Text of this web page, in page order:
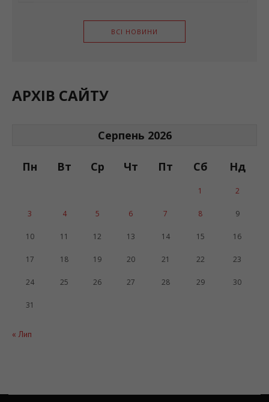
ВСІ НОВИНИ
АРХІВ САЙТУ
Серпень 2026
Пн Вт Ср Чт Пт Сб Нд
« Лип
1 2
3 4 5 6 7 8 9
10 11 12 13 14 15 16
17 18 19 20 21 22 23
24 25 26 27 28 29 30
31